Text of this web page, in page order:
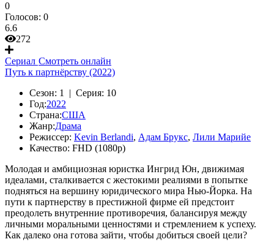
0
Голосов: 0
6.6
272
Сериал Смотреть онлайн
Путь к партнёрству (2022)
Сезон: 1 | Серия: 10
Год:2022
Страна:США
Жанр:Драма
Режиссер: Kevin Berlandi, Адам Брукс, Лили Марийе
Качество: FHD (1080p)
Молодая и амбициозная юристка Ингрид Юн, движимая
идеалами, сталкивается с жестокими реалиями в попытке
подняться на вершину юридического мира Нью-Йорка. На
пути к партнерству в престижной фирме ей предстоит
преодолеть внутренние противоречия, балансируя между
личными моральными ценностями и стремлением к успеху.
Как далеко она готова зайти, чтобы добиться своей цели?